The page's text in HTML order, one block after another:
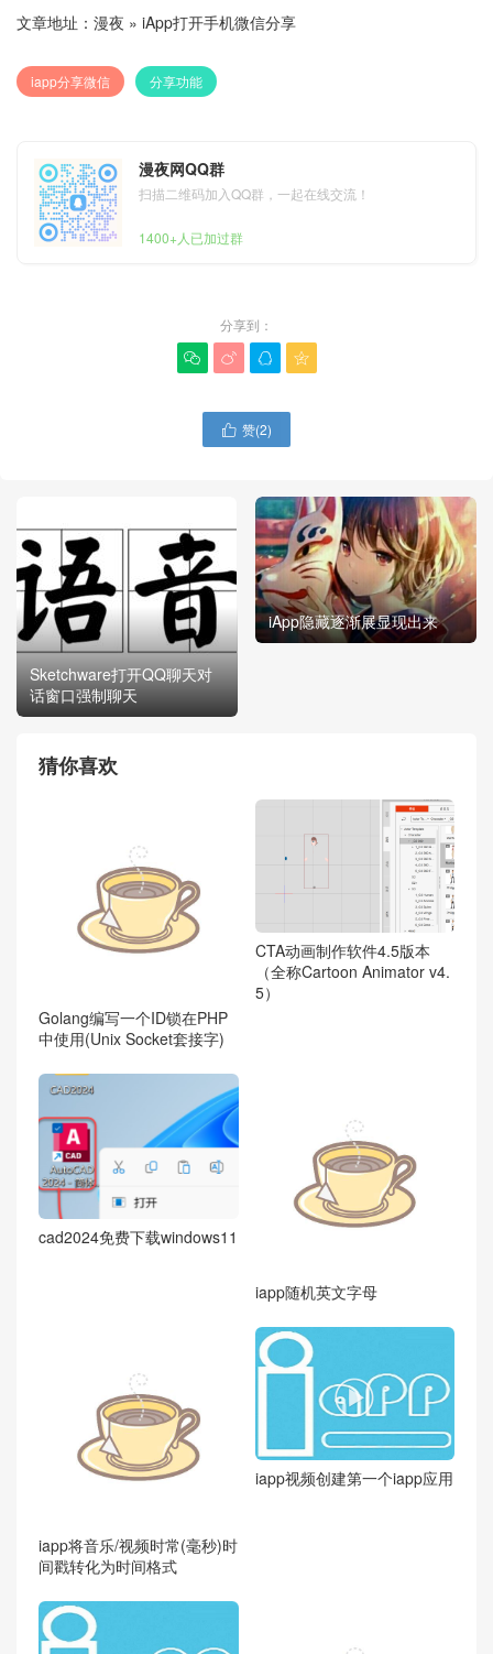
文章地址： 漫夜 » iApp打开手机微信分享
iapp分享微信 分享功能
漫夜网QQ群
扫描二维码加入QQ群，一起在线交流！
1400+人已加过群
分享到：
   
 赞(2)
Sketchware打开QQ聊天对
话窗口强制聊天
iApp隐藏逐渐展显现出来
猜你喜欢
Golang编写一个ID锁在PHP
中使用(Unix Socket套接字)
CTA动画制作软件4.5版本
（全称Cartoon Animator v4.
5）
cad2024免费下载windows11
iapp随机英文字母
iapp将音乐/视频时常(毫秒)时
间戳转化为时间格式

iapp视频创建第一个iapp应用